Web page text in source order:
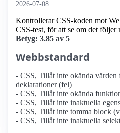
2026-07-08
Kontrollerar CSS-koden mot
CSS-test, för att se om det följer
Betyg: 3.85 av 5
Webbstandard
- CSS, Tillåt inte okända värden
deklarationer (fel)
- CSS, Tillåt inte okända
- CSS, Tillåt inte inaktuella
- CSS, Tillåt inte tomma block
- CSS, Tillåt inte inaktuella